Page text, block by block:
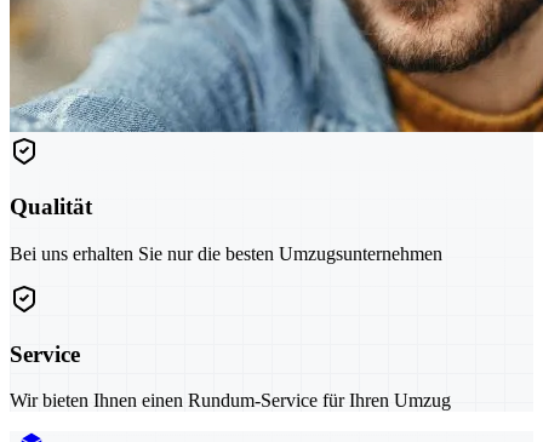
Qualität
Bei uns erhalten Sie nur die besten Umzugsunternehmen
Service
Wir bieten Ihnen einen Rundum-Service für Ihren Umzug